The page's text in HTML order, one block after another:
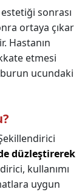
sonrası
ortaya çıkar
Hastanın
etmesi
ucundaki
düzleştirerek
kullanımı
uygun